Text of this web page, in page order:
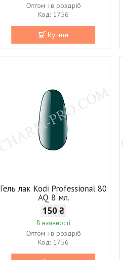
Оптом і в роздріб
1756
Купити
Гель лак Kodi Professional 80
AQ 8 мл.
150 ₴
В наявності
Оптом і в роздріб
1756